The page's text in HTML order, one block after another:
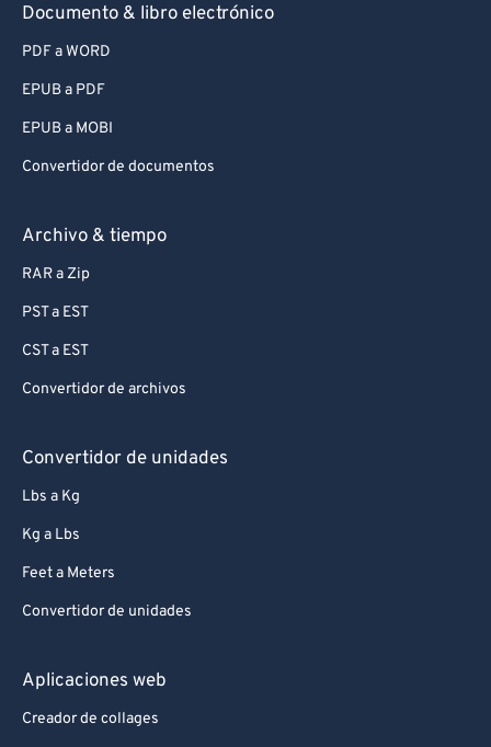
Documento & libro electrónico
PDF a WORD
EPUB a PDF
EPUB a MOBI
Convertidor de documentos
Archivo & tiempo
RAR a Zip
PST a EST
CST a EST
Convertidor de archivos
Convertidor de unidades
Lbs a Kg
Kg a Lbs
Feet a Meters
Convertidor de unidades
Aplicaciones web
Creador de collages